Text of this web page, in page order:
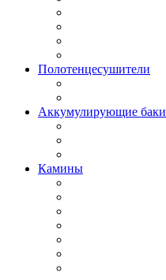
Полотенцесушители
Аккумулирующие баки
Камины